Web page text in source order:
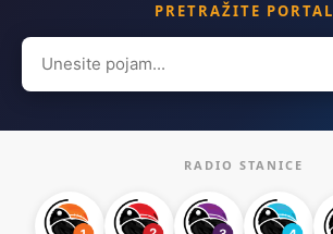
PRETRAŽITE PORTAL
Search
for:
RADIO STANICE